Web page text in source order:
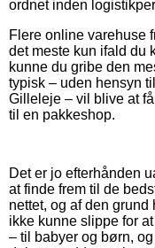
ordnet inden
Flere online varehuse
det meste kun ifald du
kunne du gribe den
typisk – uden hensyn
Gilleleje – vil blive at
til en pakkeshop.
Det er jo efterhånden
at finde frem til de
nettet, og af den
ikke kunne slippe for
– til babyer og børn,